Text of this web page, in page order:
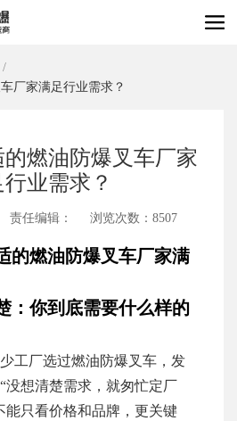
/
厂家满足行业需求？
燃油防爆叉车厂家
业需求？
责任编辑： 浏览次数：8507
的燃油防爆叉车厂家满
：你到底需要什么样的
工厂选过燃油防爆叉车，发
没想清楚需求，就匆忙定厂
能只看价格和品牌，更关键